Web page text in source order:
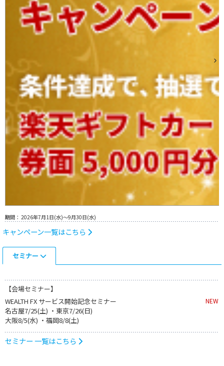
期間： 2026年7月1日(水)～9月30日(水)
キャンペーン一覧はこちら
セミナー
【会場セミナー】
WEALTH FX サービス開始記念セミナー
名古屋7/25(土) ・東京7/26(日)
大阪8/5(水) ・福岡8/8(土)
NEW
セミナー 一覧はこちら